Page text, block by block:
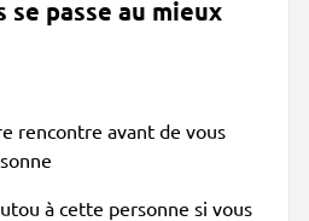
se passe au mieux
rencontre avant de vous
à cette personne si vous